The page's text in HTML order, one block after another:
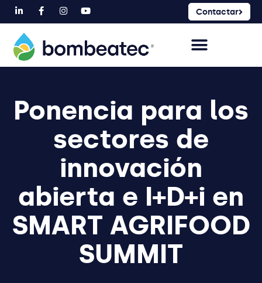
Contactar
Ponencia para los
sectores de
innovación
abierta e I+D+i en
SMART AGRIFOOD
SUMMIT